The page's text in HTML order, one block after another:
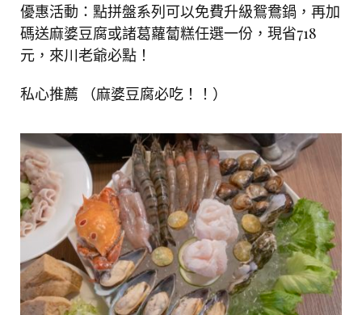
優惠活動：點拼盤系列可以免費升級鴛鴦鍋，再加
碼送麻婆豆腐或諸葛蘿蔔糕任選一份，現省718
元，來川老爺必點！
私心推薦 （麻婆豆腐必吃！！）